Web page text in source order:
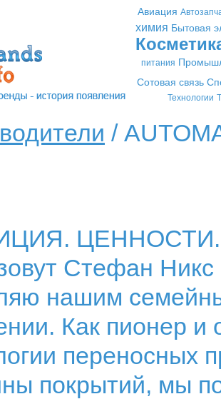
Авиация
химия Бытовая
питания
Сотовая связь
Технологии
/
Стефан
нашим
Как пионер
переносных
покрытий, мы